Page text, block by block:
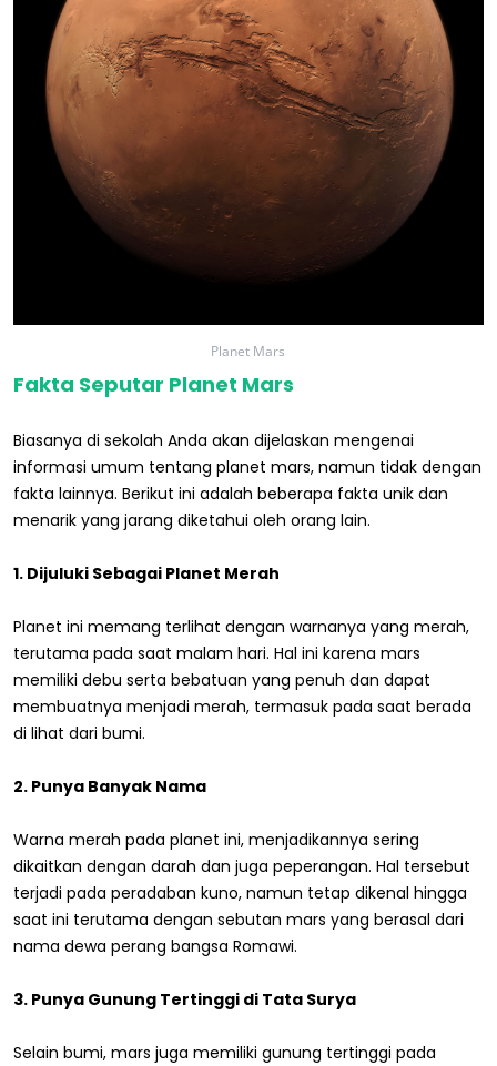
Planet Mars
Fakta Seputar Planet Mars
Biasanya di sekolah Anda akan dijelaskan mengenai
informasi umum tentang planet mars, namun tidak dengan
fakta lainnya. Berikut ini adalah beberapa fakta unik dan
menarik yang jarang diketahui oleh orang lain.
1. Dijuluki Sebagai Planet Merah
Planet ini memang terlihat dengan warnanya yang merah,
terutama pada saat malam hari. Hal ini karena mars
memiliki debu serta bebatuan yang penuh dan dapat
membuatnya menjadi merah, termasuk pada saat berada
di lihat dari bumi.
2. Punya Banyak Nama
Warna merah pada planet ini, menjadikannya sering
dikaitkan dengan darah dan juga peperangan. Hal tersebut
terjadi pada peradaban kuno, namun tetap dikenal hingga
saat ini terutama dengan sebutan mars yang berasal dari
nama dewa perang bangsa Romawi.
3. Punya Gunung Tertinggi di Tata Surya
Selain bumi, mars juga memiliki gunung tertinggi pada